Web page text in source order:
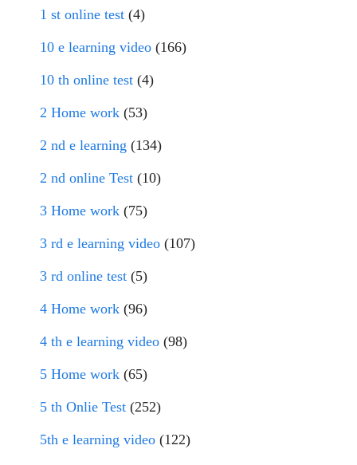
1 st online test (4)
10 e learning video (166)
10 th online test (4)
2 Home work (53)
2 nd e learning (134)
2 nd online Test (10)
3 Home work (75)
3 rd e learning video (107)
3 rd online test (5)
4 Home work (96)
4 th e learning video (98)
5 Home work (65)
5 th Onlie Test (252)
5th e learning video (122)